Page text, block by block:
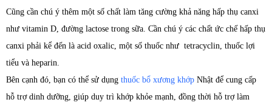
Cũng cần chú ý thêm một số chất làm tăng cường khả năng hấp thụ canxi
như vitamin D, đường lactose trong sữa. Cần chú ý các chất ức chế hấp thụ
canxi phải kể đến là acid oxalic, một số thuốc như tetracyclin, thuốc lợi
tiểu và heparin.
Bên cạnh đó, bạn có thể sử dụng thuốc bổ xương khớp Nhật để cung cấp
hỗ trợ dinh dưỡng, giúp duy trì khớp khỏe mạnh, đồng thời hỗ trợ làm